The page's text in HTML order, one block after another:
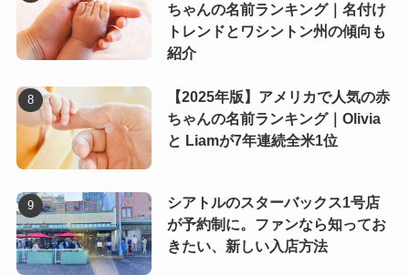
ちゃんの名前ランキング｜名付け
トレンドとワシントン州の傾向も
紹介
【2025年版】アメリカで人気の赤
ちゃんの名前ランキング｜Olivia
と Liamが7年連続全米1位
シアトルのスターバックス1号店
が予約制に。ファンなら知ってお
きたい、新しい入店方法